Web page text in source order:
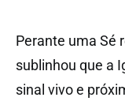
Perante uma Sé
sublinhou que a
sinal vivo e